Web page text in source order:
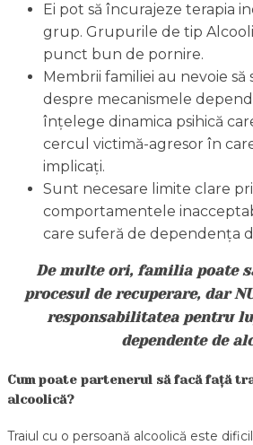
Ei pot să încurajeze terapia
grup. Grupurile de tip
punct bun de pornire.
Membrii familiei au nevoie să
despre mecanismele
înțelege dinamica psihică
cercul victimă-agresor în
implicați.
Sunt necesare limite clare
comportamentele
care suferă de dependența
De multe ori, familia poate
procesul de recuperare, dar
responsabilitatea pentru
dependente de
Cum poate partenerul să facă față
alcoolică?
Traiul cu o persoană alcoolică este